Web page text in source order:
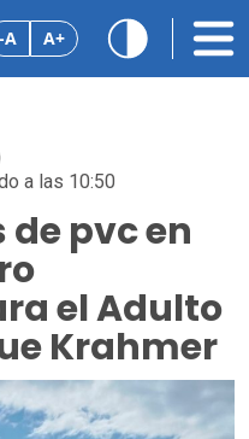
-A A+
a las 10:50
pvc en
el Adulto
Krahmer